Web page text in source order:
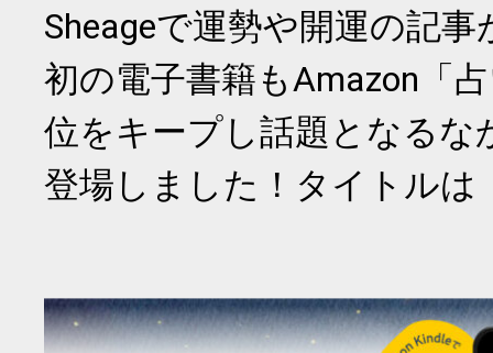
Sheageで運勢や開運の記
初の電子書籍もAmazon「
位をキープし話題となるな
登場しました！タイトルは